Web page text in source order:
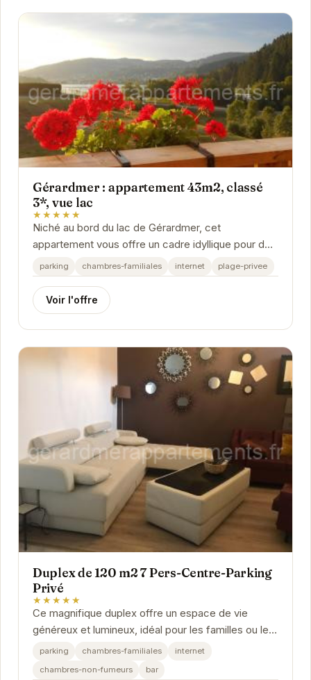
Gérardmer : appartement 43m2, classé
3*, vue lac
★★★★★
Niché au bord du lac de Gérardmer, cet
appartement vous offre un cadre idyllique pour des
vacances reposantes. Avec son classement 3
étoiles, il...
parking chambres-familiales internet plage-privee
Voir l'offre
Duplex de 120 m2 7 Pers-Centre-Parking
Privé
★★★★★
Ce magnifique duplex offre un espace de vie
généreux et lumineux, idéal pour les familles ou les
groupes d'amis. Son emplacement central vous...
parking chambres-familiales
internet
chambres-non-fumeurs
bar